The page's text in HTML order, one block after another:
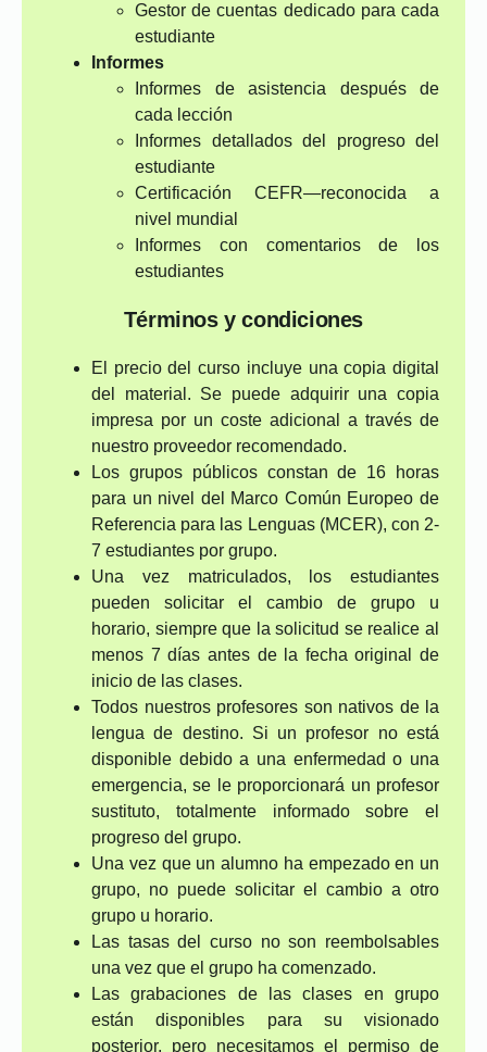
Gestor de cuentas dedicado para cada
estudiante
Informes
Informes de asistencia después de
cada lección
Informes detallados del progreso del
estudiante
Certificación CEFR—reconocida a
nivel mundial
Informes con comentarios de los
estudiantes
Términos y condiciones
El precio del curso incluye una copia digital
del material. Se puede adquirir una copia
impresa por un coste adicional a través de
nuestro proveedor recomendado.
Los grupos públicos constan de 16 horas
para un nivel del Marco Común Europeo de
Referencia para las Lenguas (MCER), con 2-
7 estudiantes por grupo.
Una vez matriculados, los estudiantes
pueden solicitar el cambio de grupo u
horario, siempre que la solicitud se realice al
menos 7 días antes de la fecha original de
inicio de las clases.
Todos nuestros profesores son nativos de la
lengua de destino. Si un profesor no está
disponible debido a una enfermedad o una
emergencia, se le proporcionará un profesor
sustituto, totalmente informado sobre el
progreso del grupo.
Una vez que un alumno ha empezado en un
grupo, no puede solicitar el cambio a otro
grupo u horario.
Las tasas del curso no son reembolsables
una vez que el grupo ha comenzado.
Las grabaciones de las clases en grupo
están disponibles para su visionado
posterior, pero necesitamos el permiso de